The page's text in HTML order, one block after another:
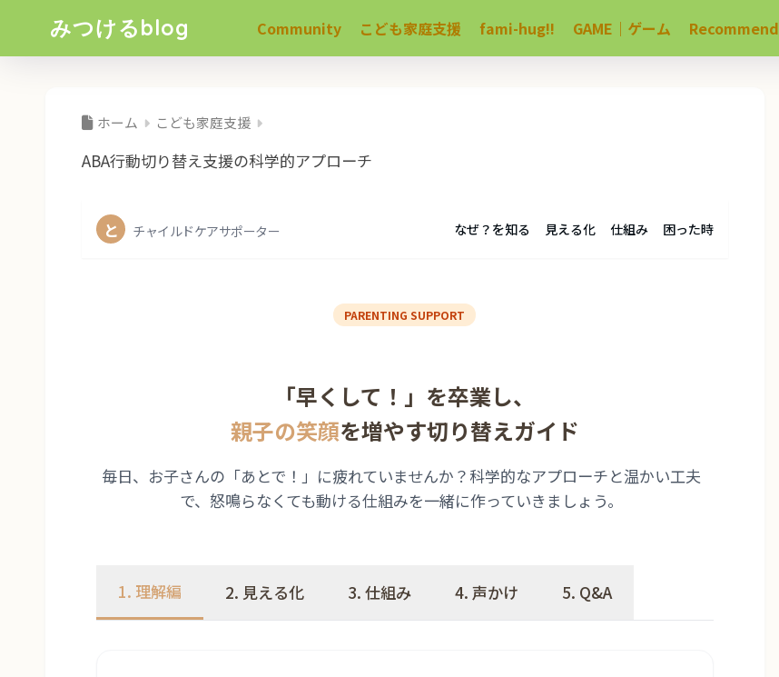
みつけるblog Community こども家庭支援 fami-hug!! GAME｜ゲーム Recommend
ホーム こども家庭支援
ABA行動切り替え支援の科学的アプローチ
と チャイルドケアサポーター なぜ？を知る 見える化 仕組み 困った時
PARENTING SUPPORT
「早くして！」を卒業し、
親子の笑顔を増やす切り替えガイド
毎日、お子さんの「あとで！」に疲れていませんか？科学的なアプローチと温かい工夫
で、怒鳴らなくても動ける仕組みを一緒に作っていきましょう。
1. 理解編 2. 見える化 3. 仕組み 4. 声かけ 5. Q&A